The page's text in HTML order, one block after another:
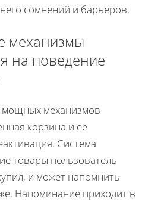
сомнений и барьеров.
механизмы
на поведение
механизмов
корзина и ее
Система
товары пользователь
и может напомнить
Напоминание приходит в